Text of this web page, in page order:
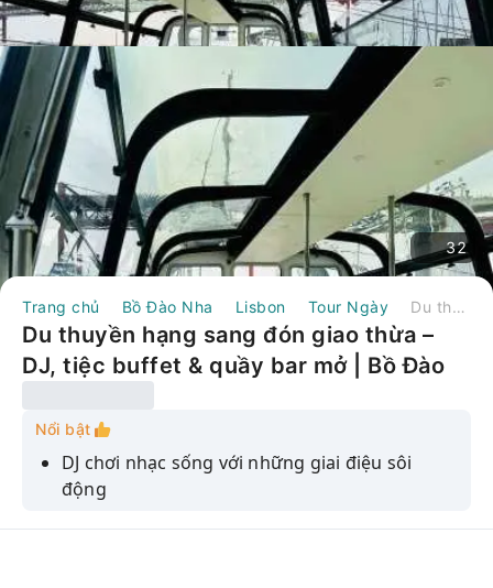
32
Trang chủ Bồ Đào Nha Lisbon Tour Ngày Du thuyền hạng sang đón giao thừa – DJ, tiệc buffet & quầy bar mở | Bồ Đào Nha
Du thuyền hạng sang đón giao thừa –
DJ, tiệc buffet & quầy bar mở | Bồ Đào
Nổi bật
DJ chơi nhạc sống với những giai điệu sôi
động
Tiệc đêm giao thừa độc quyền trên một chiếc